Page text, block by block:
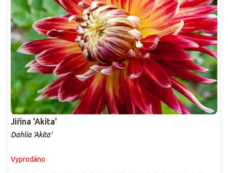
Jiřina 'Akita'
Dahlia 'Akita'
Vyprodáno